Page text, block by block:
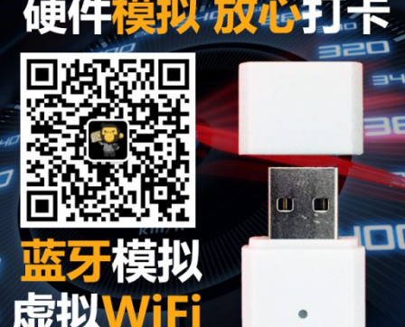
日志总数： 评论总数：337
标签总数：24 最后更新：2026-06-04